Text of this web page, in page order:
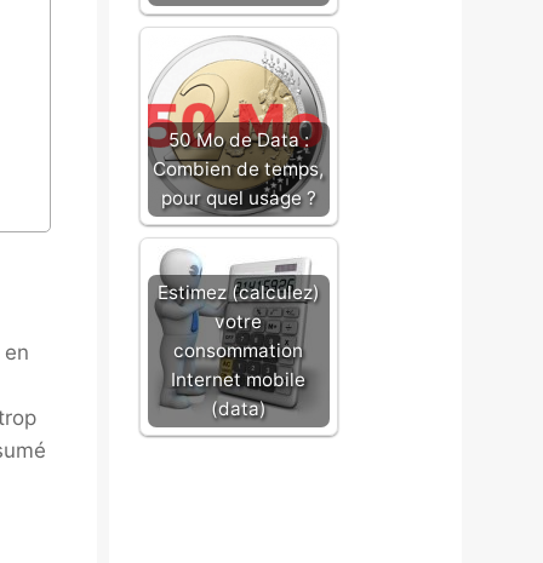
50 Mo de Data :
Combien de temps,
pour quel usage ?
Estimez (calculez)
votre
consommation
Internet mobile
(data)